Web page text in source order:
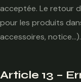
acceptée. Le retour
pour les produits
accessoires, notice…).
Article 13 –